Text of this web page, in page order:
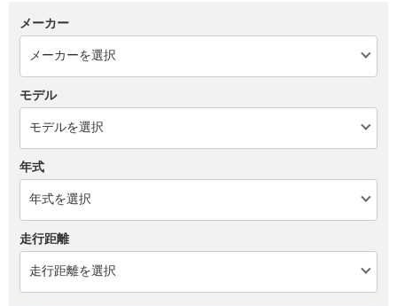
メーカー
モデル
年式
走行距離